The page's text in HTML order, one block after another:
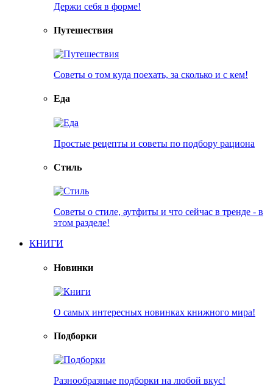
Держи себя в форме!
Путешествия
Советы о том куда поехать, за сколько и с кем!
Еда
Простые рецепты и советы по подбору рациона
Стиль
Советы о стиле, аутфиты и что сейчас в тренде - в
этом разделе!
КНИГИ
Новинки
О самых интересных новинках книжного мира!
Подборки
Разнообразные подборки на любой вкус!